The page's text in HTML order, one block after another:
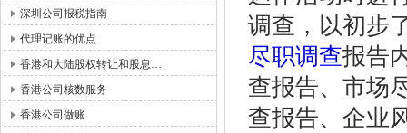
深圳公司报税指南
代理记账的优点
香港和大陆股权转让和股息…
香港公司核数服务
香港公司做账
调查，以初步
尽职调查报告
查报告、市场
查报告、企业